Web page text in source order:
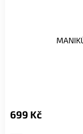
699 Kč